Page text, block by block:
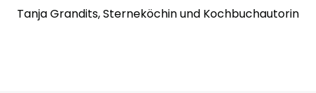
Tanja Grandits, Sterneköchin und Kochbuchautorin